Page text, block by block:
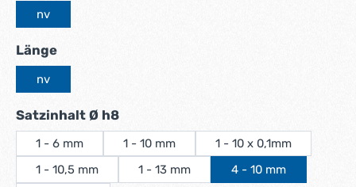
nv
Längeauswählen
nv
Satzinhalt Ø h8auswählen
1 - 6 mm 1 - 10 mm
1 - 10 x 0,1mm
1 - 10,5 mm
1 - 13 mm
4 - 10 mm